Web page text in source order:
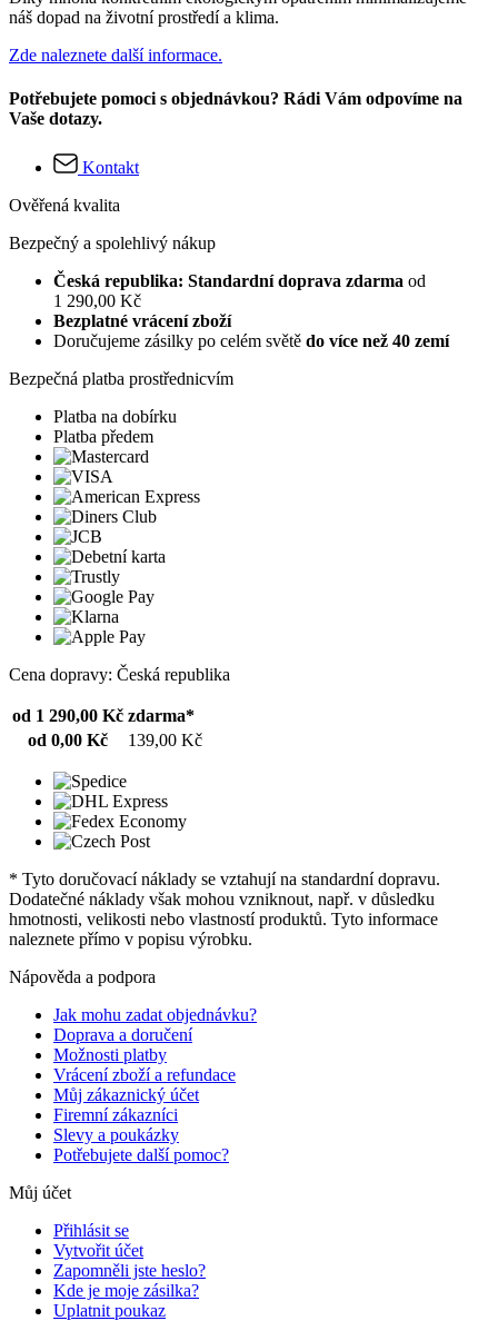
náš dopad na životní prostředí a klima.
Zde naleznete další informace.
Potřebujete pomoci s objednávkou? Rádi Vám odpovíme na
Vaše dotazy.
Kontakt
Ověřená kvalita
Bezpečný a spolehlivý nákup
Česká republika: Standardní doprava zdarma od
1 290,00 Kč
Bezplatné vrácení zboží
Doručujeme zásilky po celém světě do více než 40 zemí
Bezpečná platba prostřednicvím
Platba na dobírku
Platba předem
Cena dopravy: Česká republika
od 1 290,00 Kč zdarma*
od 0,00 Kč
139,00 Kč
* Tyto doručovací náklady se vztahují na standardní dopravu.
Dodatečné náklady však mohou vzniknout, např. v důsledku
hmotnosti, velikosti nebo vlastností produktů. Tyto informace
naleznete přímo v popisu výrobku.
Nápověda a podpora
Jak mohu zadat objednávku?
Doprava a doručení
Možnosti platby
Vrácení zboží a refundace
Můj zákaznický účet
Firemní zákazníci
Slevy a poukázky
Potřebujete další pomoc?
Můj účet
Přihlásit se
Vytvořit účet
Zapomněli jste heslo?
Kde je moje zásilka?
Uplatnit poukaz